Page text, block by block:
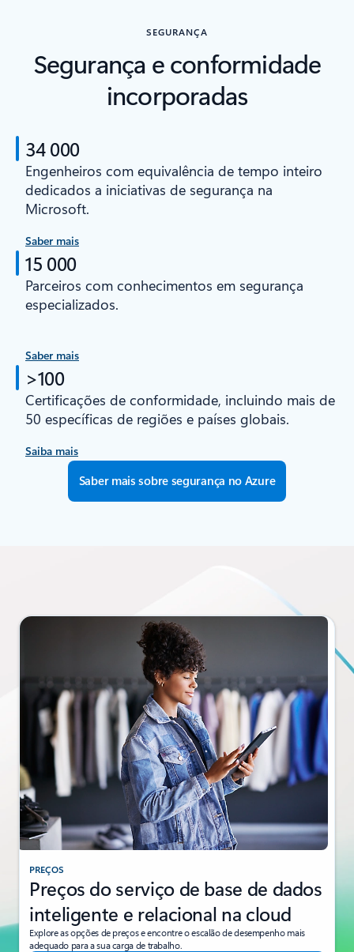
SEGURANÇA
Segurança e conformidade
incorporadas
34 000
Engenheiros com equivalência de tempo inteiro
dedicados a iniciativas de segurança na
Microsoft.
Saber mais
15 000
Parceiros com conhecimentos em segurança
especializados.
Saber mais
>100
Certificações de conformidade, incluindo mais de
50 específicas de regiões e países globais.
Saiba mais
Saber mais sobre segurança no Azure
PREÇOS
Preços do serviço de base de dados
inteligente e relacional na cloud
Explore as opções de preços e encontre o escalão de desempenho mais
adequado para a sua carga de trabalho.